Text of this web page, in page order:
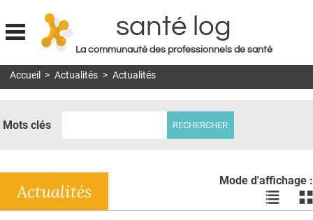
Jump to navigation
santé log
La communauté des professionnels de santé
MON COMPTE
DOSSIERS
RÉSEAUX
Accueil > Actualités > Actualités
Mots clés
Mode d'affichage :
Voir
les
les
Actualités